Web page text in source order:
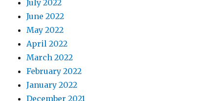
July 2022
June 2022
May 2022
April 2022
March 2022
February 2022
January 2022
December 2021